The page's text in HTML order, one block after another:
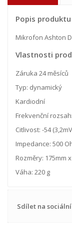
Popis produktu
Mikrofon Ashton
Vlastnosti
Záruka 24 měsíců
Typ: dynamický
Kardiodní
Frekvenční
Citlivost: -54
Impedance: 500
Rozměry: 175mm
Váha: 220 g
Sdílet na